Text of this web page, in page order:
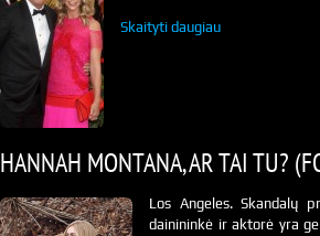
Skaityti daugiau
HANNAH MONTANA, AR TAI TU?
Los Angeles. Skandalų
dainininkė ir aktorė yra